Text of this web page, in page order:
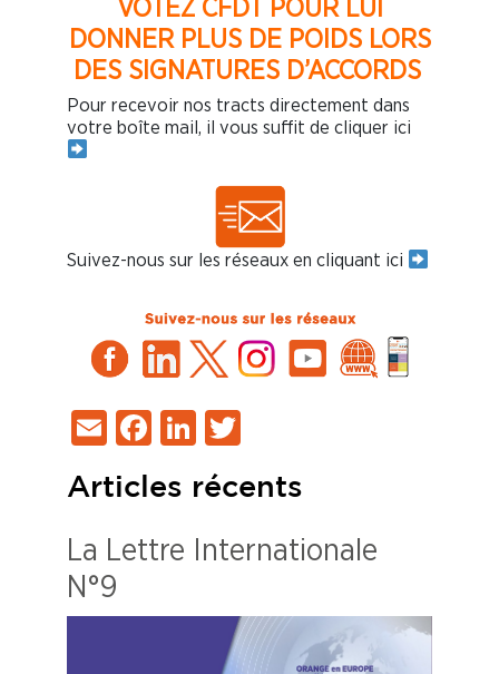
VOTEZ CFDT POUR LUI
DONNER PLUS DE POIDS LORS
DES SIGNATURES D’ACCORDS
Pour recevoir nos tracts directement dans
votre boîte mail, il vous suffit de cliquer ici
Suivez-nous sur les réseaux en cliquant ici
EmailFacebook
LinkedIn
Articles récents
La Lettre Internationale
N°9